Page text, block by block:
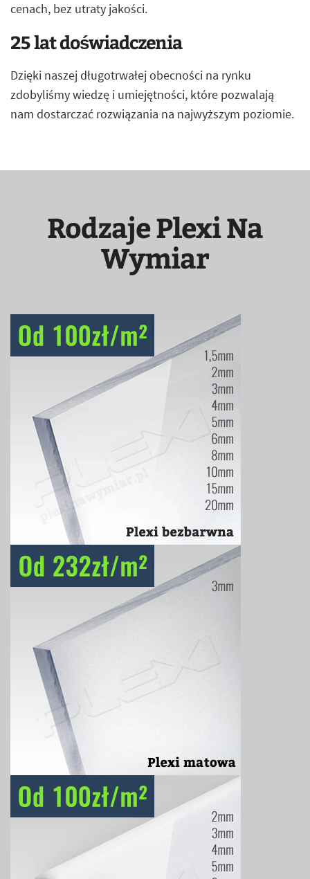
cenach, bez utraty jakości.
25 lat doświadczenia
Dzięki naszej długotrwałej obecności na rynku
zdobyliśmy wiedzę i umiejętności, które pozwalają
nam dostarczać rozwiązania na najwyższym poziomie.
Rodzaje Plexi Na
Wymiar